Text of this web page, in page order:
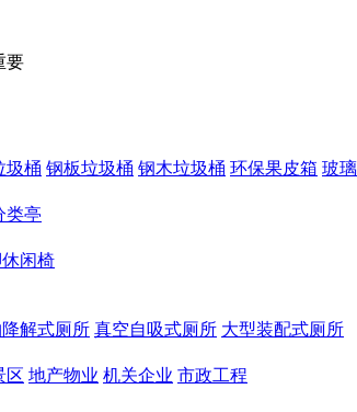
要
圾桶 钢板垃圾桶 钢木垃圾桶 环保果皮箱 玻
类亭
闲椅
解式厕所 真空自吸式厕所 大型装配式厕所
区 地产物业 机关企业 市政工程